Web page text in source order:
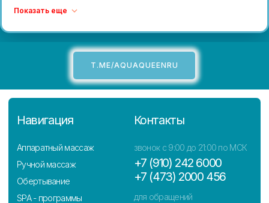
Показать еще
T.ME/AQUAQUEENRU